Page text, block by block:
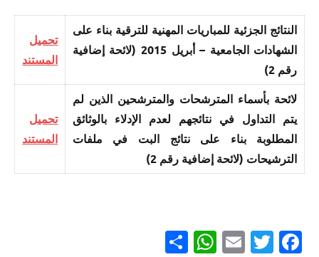
النتائج الجزئية للمباريات المهنية للترقية بناء على
الشهادات الجامعية – أبريل 2015 (لائحة إضافية
رقم 2)
تحميل
المستند
لائحة بأسماء المترشحات والمترشحين الذين لم
يتم التداول في نتائجهم لعدم الإدلاء بالوثائق
المطلوبة بناء على نتائج البت في ملفات
الترشيحات (لائحة إضافية رقم 2)
تحميل
المستند
Facebook
Twitter
Email
WhatsApp